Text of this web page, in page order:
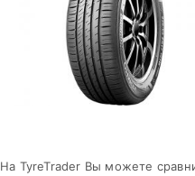
На TyreTrader Вы можете